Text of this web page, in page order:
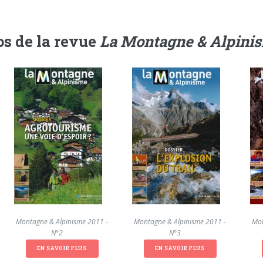
de la revue La Montagne &
La Montagne & Alpinisme 2011 -
N°2
EN SAVOIR PLUS
La Montagne & Alpinisme 2011 -
N°3
EN SAVOIR PLUS
La